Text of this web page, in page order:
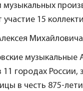
15
музыкальные
11 городах
в честь 875-